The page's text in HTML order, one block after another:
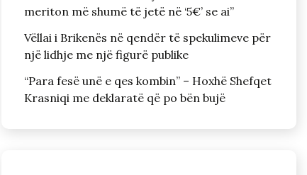
meriton më shumë të jetë në ‘5€’ se ai”
Vëllai i Brikenës në qendër të spekulimeve për
një lidhje me një figurë publike
“Para fesë unë e qes kombin” – Hoxhë Shefqet
Krasniqi me deklaratë që po bën bujë